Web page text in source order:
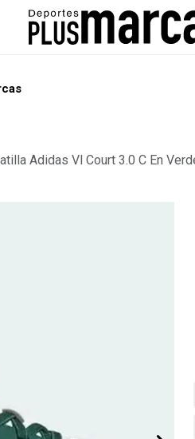
Adidas Vl Court 3.0 C En